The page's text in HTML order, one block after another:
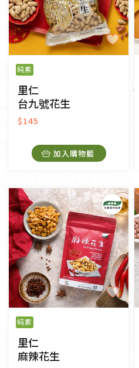
純素
里仁
台九號花生
$145
加入購物籃
純素
里仁
麻辣花生